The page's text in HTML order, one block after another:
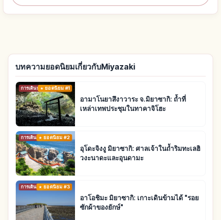
บทความยอดนิยมเกี่ยวกับMiyazaki
การเดินทาง ยอดนิยม #1
อามาโนยาสึงาวาระ จ.มิยาซากิ: ถ้ำที่
เหล่าเทพประชุมในทาคาจิโฮะ
การเดินทางยอดนิยม #2
อุโดะจิงงู มิยาซากิ: ศาลเจ้าในถ้ำริมทะเลฮิ
วงะนาดะและอุนดามะ
การเดินทางยอดนิยม #3
อาโอชิมะ มิยาซากิ: เกาะเดินข้ามได้ "รอย
ซักผ้าของยักษ์"